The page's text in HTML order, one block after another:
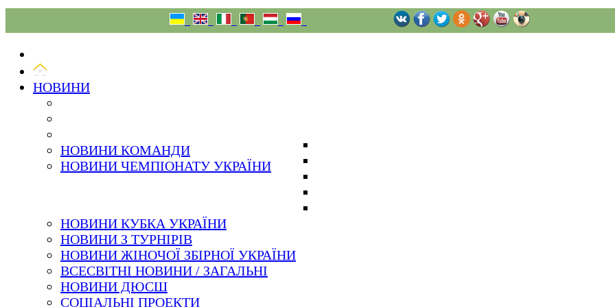
НОВИНИ
НОВИНИ КОМАНДИ
НОВИНИ ЧЕМПІОНАТУ УКРАЇНИ
НОВИНИ КУБКА УКРАЇНИ
НОВИНИ З ТУРНІРІВ
НОВИНИ ЖІНОЧОЇ ЗБІРНОЇ УКРАЇНИ
ВСЕСВІТНІ НОВИНИ / ЗАГАЛЬНІ
НОВИНИ ДЮСШ
СОЦІАЛЬНІ ПРОЕКТИ